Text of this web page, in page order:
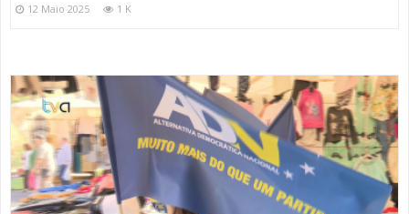
12 Maio 2025 1 K